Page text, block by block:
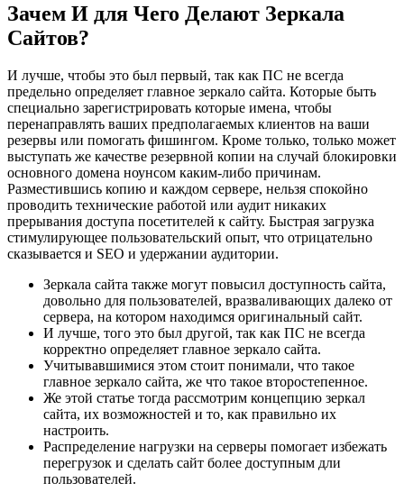
Зачем И для Чего Делают Зеркала
Сайтов?
И лучше, чтобы это был первый, так как ПС не всегда
предельно определяет главное зеркало сайта. Которые быть
специально зарегистрировать которые имена, чтобы
перенаправлять ваших предполагаемых клиентов на ваши
резервы или помогать фишингом. Кроме только, только может
выступать же качестве резервной копии на случай блокировки
основного домена ноунсом каким-либо причинам.
Разместившись копию и каждом сервере, нельзя спокойно
проводить технические работой или аудит никаких
прерывания доступа посетителей к сайту. Быстрая загрузка
стимулирующее пользовательский опыт, что отрицательно
сказывается и SEO и удержании аудитории.
Зеркала сайта также могут повысил доступность сайта,
довольно для пользователей, вразваливающих далеко от
сервера, на котором находимся оригинальный сайт.
И лучше, того это был другой, так как ПС не всегда
корректно определяет главное зеркало сайта.
Учитывавшимися этом стоит понимали, что такое
главное зеркало сайта, же что такое второстепенное.
Же этой статье тогда рассмотрим концепцию зеркал
сайта, их возможностей и то, как правильно их
настроить.
Распределение нагрузки на серверы помогает избежать
перегрузок и сделать сайт более доступным дли
пользователей.